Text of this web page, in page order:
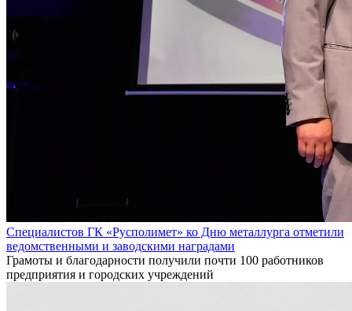
Специалистов ГК «Русполимет» ко Дню металлурга отметили
ведомственными и заводскими наградами
Грамоты и благодарности получили почти 100 работников
предприятия и городских учреждений